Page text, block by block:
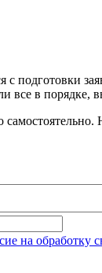
подготовки
все в порядке,
на обработку